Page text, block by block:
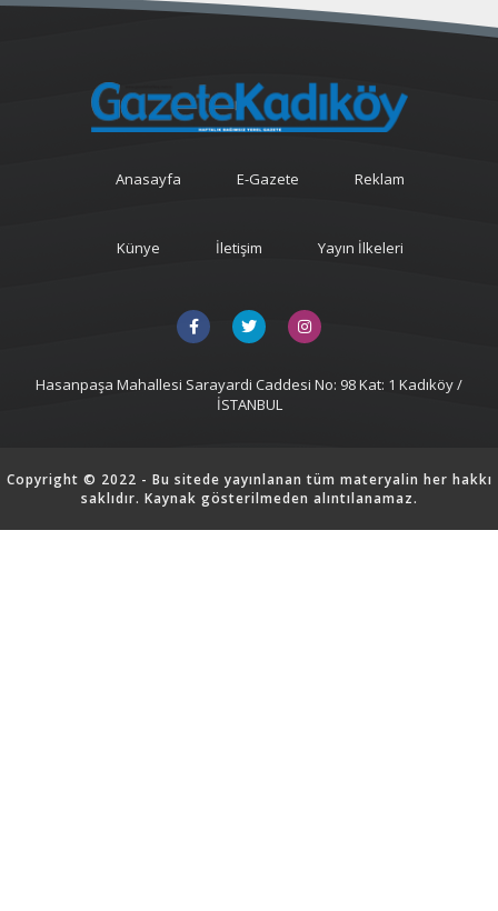
Anasayfa E-Gazete Reklam
Künye İletişim Yayın İlkeleri
Hasanpaşa Mahallesi Sarayardi Caddesi No: 98 Kat: 1 Kadıköy /
İSTANBUL
Copyright © 2022 - Bu sitede yayınlanan tüm materyalin her hakkı
saklıdır. Kaynak gösterilmeden alıntılanamaz.